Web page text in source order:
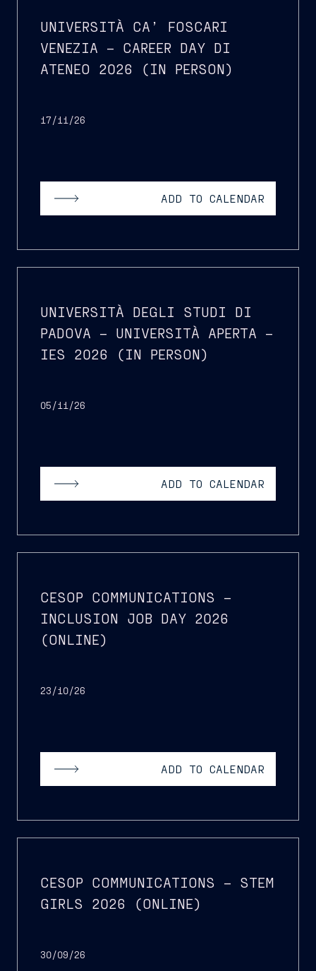
UNIVERSITÀ CA’ FOSCARI
VENEZIA – CAREER DAY DI
ATENEO 2026 (IN PERSON)
17/11/26
ADD TO CALENDAR
UNIVERSITÀ DEGLI STUDI DI
PADOVA – UNIVERSITÀ APERTA –
IES 2026 (IN PERSON)
05/11/26
ADD TO CALENDAR
CESOP COMMUNICATIONS –
INCLUSION JOB DAY 2026
(ONLINE)
23/10/26
ADD TO CALENDAR
CESOP COMMUNICATIONS – STEM
GIRLS 2026 (ONLINE)
30/09/26